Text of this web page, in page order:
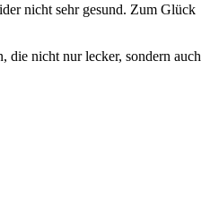
nicht sehr gesund. Zum Glück
die nicht nur lecker, sondern auch